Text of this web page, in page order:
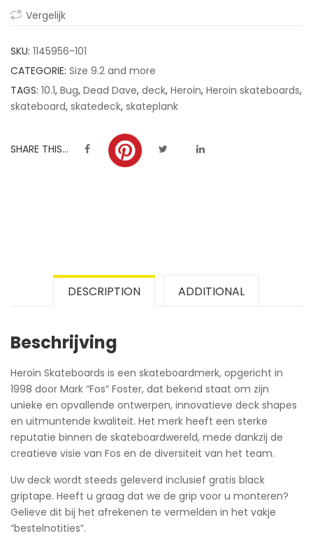
on
ratings
Vergelijk
SKU: 1145956-101
CATEGORIE: Size 9.2 and more
TAGS: 10.1, Bug, Dead Dave, deck, Heroin, Heroin skateboards,
skateboard, skatedeck, skateplank
SHARE THIS...
DESCRIPTION ADDITIONAL
Beschrijving
Heroin Skateboards is een skateboardmerk, opgericht in
1998 door Mark “Fos” Foster, dat bekend staat om zijn
unieke en opvallende ontwerpen, innovatieve deck shapes
en uitmuntende kwaliteit. Het merk heeft een sterke
reputatie binnen de skateboardwereld, mede dankzij de
creatieve visie van Fos en de diversiteit van het team.
Uw deck wordt steeds geleverd inclusief gratis black
griptape. Heeft u graag dat we de grip voor u monteren?
Gelieve dit bij het afrekenen te vermelden in het vakje
“bestelnotities”.